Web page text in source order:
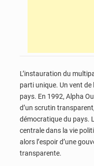
L’instauration du
parti unique. Un vent
pays. En 1992, Alpha
d’un scrutin
démocratique du pays.
centrale dans la vie
alors l’espoir d’une
transparente.